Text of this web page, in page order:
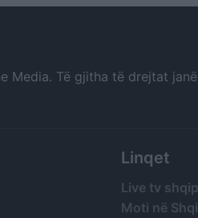
Media. Të gjitha të drejtat
Linqet
Live tv
Moti në